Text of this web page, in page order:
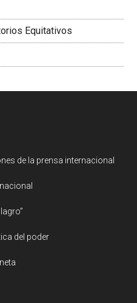
Equitativos
de la prensa internacional
del poder